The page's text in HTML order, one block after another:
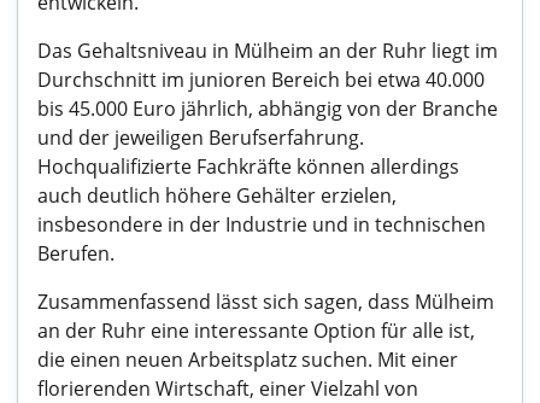
Das Gehaltsniveau in Mülheim an der Ruhr liegt im
Durchschnitt im junioren Bereich bei etwa 40.000
bis 45.000 Euro jährlich, abhängig von der Branche
und der jeweiligen Berufserfahrung.
Hochqualifizierte Fachkräfte können allerdings
auch deutlich höhere Gehälter erzielen,
insbesondere in der Industrie und in technischen
Berufen.
Zusammenfassend lässt sich sagen, dass Mülheim
an der Ruhr eine interessante Option für alle ist,
die einen neuen Arbeitsplatz suchen. Mit einer
florierenden Wirtschaft, einer Vielzahl von